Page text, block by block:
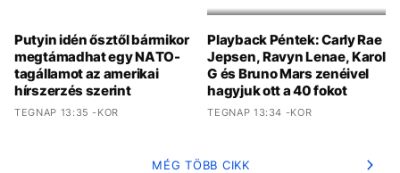
Putyin idén ősztől bármikor
megtámadhat egy NATO-
tagállamot az amerikai
hírszerzés szerint
TEGNAP 13:35 -KOR
Playback Péntek: Carly Rae
Jepsen, Ravyn Lenae, Karol
G és Bruno Mars zenéivel
hagyjuk ott a 40 fokot
TEGNAP 13:34 -KOR
MÉG TÖBB CIKK